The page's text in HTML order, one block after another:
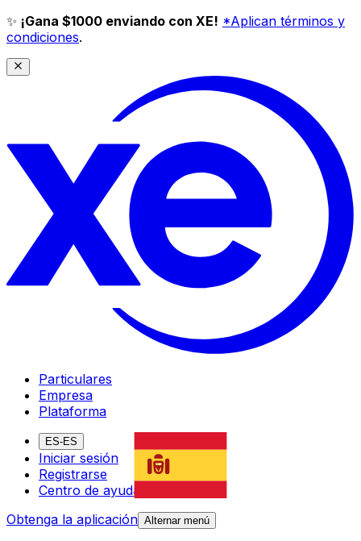
✨ ¡Gana $1000 enviando con XE! *Aplican términos y
condiciones.
Particulares
Empresa
Plataforma
ES-ES
Iniciar sesión
Registrarse
Centro de ayuda
Obtenga la aplicación Alternar menú